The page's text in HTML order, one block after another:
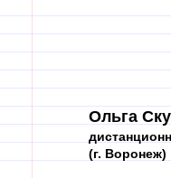
Ольга
(г. Воронеж)